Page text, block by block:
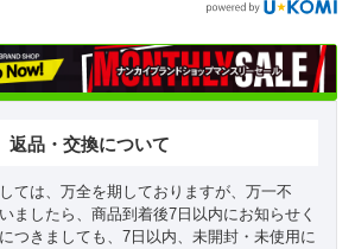
返品・交換について
ては、万全を期しておりますが、万一不
ましたら、商品到着後7日以内にお知らせく
つきましても、7日以内、未開封・未使用に